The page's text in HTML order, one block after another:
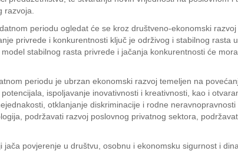
periodu ogledat će se kroz društveno-ekonomski razvoj
privrede i konkurentnosti ključ je održivog i stabilnog rasta
stabilnog rasta privrede i jačanja konkurentnosti će
periodu je ubrzan ekonomski razvoj temeljen na
ispoljavanje inovativnosti i kreativnosti, kao i
otklanjanje diskriminacije i rodne neravnopravnosti
podržavati razvoj poslovnog privatnog sektora,
povjerenje u društvu, osobnu i ekonomsku sigurnost i